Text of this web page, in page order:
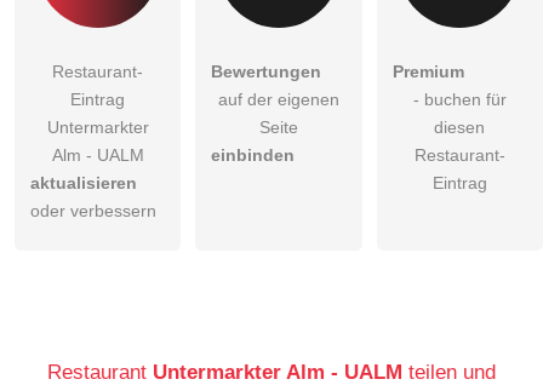
Restaurant-
Eintrag
Untermarkter
Alm - UALM
aktualisieren
oder verbessern
Bewertungen
auf der eigenen
Seite
einbinden
Premium
- buchen für
diesen
Restaurant-
Eintrag
Restaurant Untermarkter Alm - UALM teilen und